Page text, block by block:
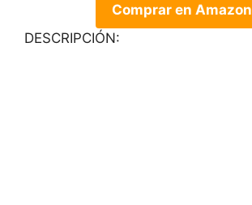
Comprar en Amazon
DESCRIPCIÓN: